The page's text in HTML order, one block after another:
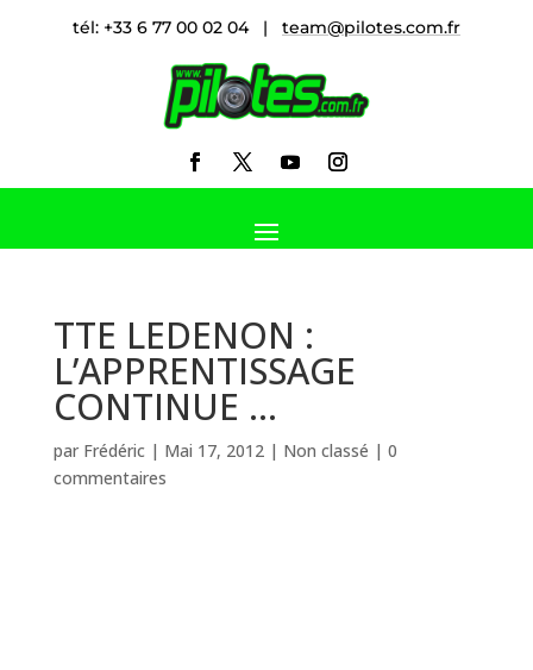
tél: +33 6 77 00 02 04 | team@pilotes.com.fr
TTE LEDENON :
L’APPRENTISSAGE
CONTINUE …
par Frédéric| Mai 17, 2012| Non classé | 0
commentaires